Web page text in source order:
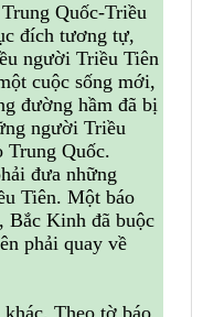
Quốc-Triều
đích tương tự,
người Triều Tiên
cuộc sống mới,
đường hầm đã bị
người Triều
Trung Quốc.
đưa những
Tiên. Một báo
Bắc Kinh đã buộc
phải quay về
Theo tờ báo